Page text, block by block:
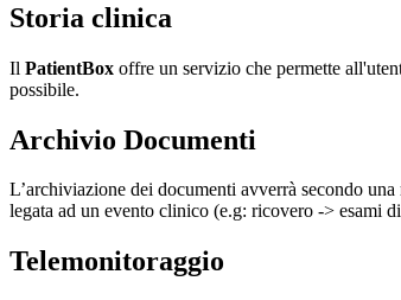
Storia clinica
Il PatientBox offre un servizio che permette
possibile.
Archivio Documenti
L’archiviazione dei documenti avverrà secondo
legata ad un evento clinico (e.g: ricovero -> esami
Telemonitoraggio